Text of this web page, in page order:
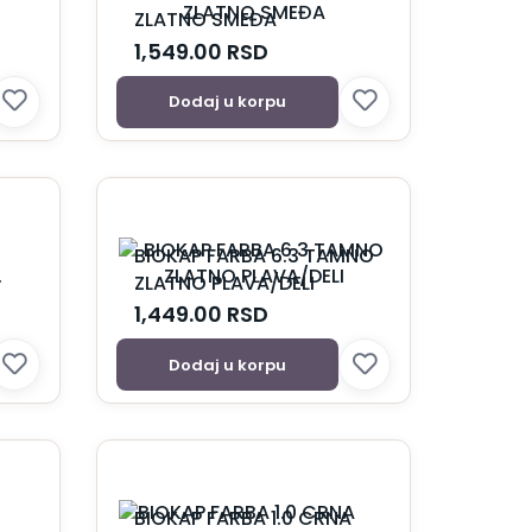
ZLATNO SMEĐA
1,549.00 RSD
Dodaj u korpu
BIOKAP FARBA 6.3 TAMNO
ZLATNO PLAVA/DELI
1,449.00 RSD
Dodaj u korpu
BIOKAP FARBA 1.0 CRNA